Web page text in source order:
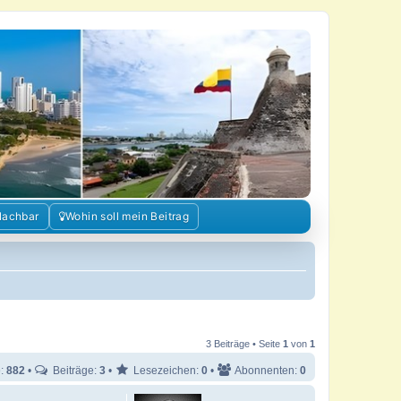
Wohin soll mein Beitrag
3 Beiträge • Seite 1 von 1
882 • Beiträge: 3 • Lesezeichen: 0 • Abonnenten: 0